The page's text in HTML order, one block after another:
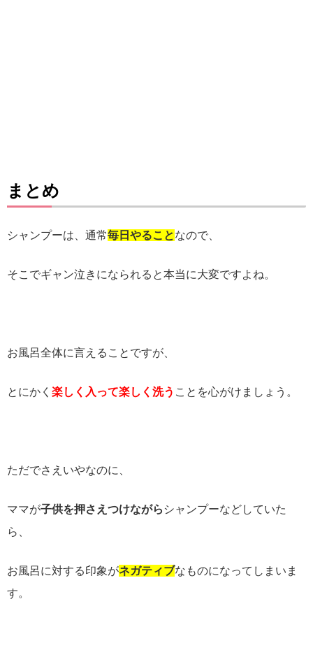
まとめ
シャンプーは、通常毎日やることなので、
そこでギャン泣きになられると本当に大変ですよね。
お風呂全体に言えることですが、
とにかく 楽しく入って楽しく洗う ことを心がけましょう。
ただでさえいやなのに、
ママが子供を押さえつけながら シャンプーなどしていた
ら、
お風呂に対する印象がネガティブなものになってしまいま
す。